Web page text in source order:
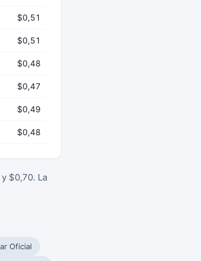
$0,51
$0,51
$0,48
$0,47
$0,49
$0,48
$0,70. La
Oficial